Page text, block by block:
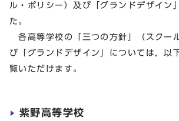
ル・ポリシー）及び「グランドデザイン
た。
各高等学校の「三つの方針」（スクー
び「グランドデザイン」については，以
覧いただけます。
紫野高等学校